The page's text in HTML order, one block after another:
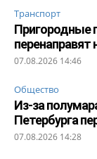
Транспорт
Пригородные
перенаправят
07.08.2026 14:46
Общество
Из-за
Петербурга
07.08.2026 14:28